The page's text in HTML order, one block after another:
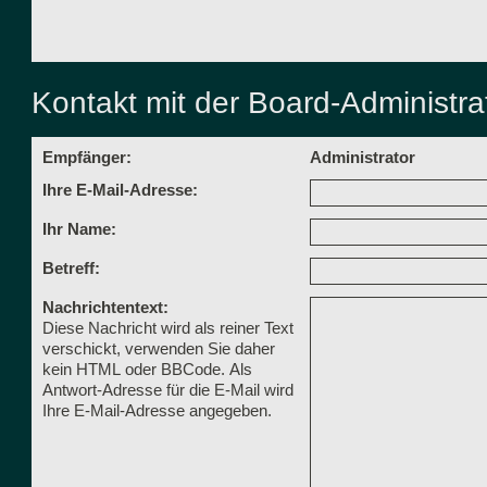
Kontakt mit der Board-
Empfänger:
Administrator
Ihre E-Mail-Adresse:
Ihr Name:
Betreff:
Nachrichtentext:
Diese Nachricht wird als reiner Text
verschickt, verwenden Sie daher
kein HTML oder BBCode. Als
Antwort-Adresse für die E-Mail wird
Ihre E-Mail-Adresse angegeben.